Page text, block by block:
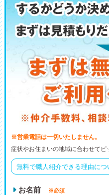
※営業電話は一切いたしません。
症状やお住まいの地域に合わせてピ
無料で職人紹介できる理由につ
お名前 ※必須